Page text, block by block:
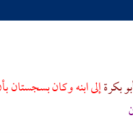
بكرةإلى ابنه وكانبسجستان